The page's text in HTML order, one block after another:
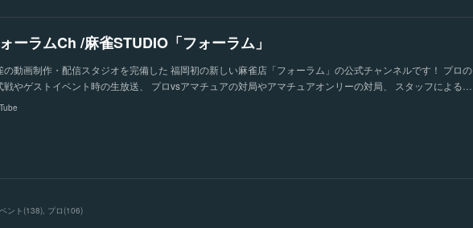
ーラムCh /麻雀STUDIO「フォーラム」
の動画制作・配信スタジオを完備した 福岡初の新しい麻雀店「フォーラム」の公式チャンネルです！ プロの
戦やゲストイベント時の生放送、 プロvsアマチュアの対局やアマチュアオンリーの対局、 スタッフによる…
ント (138) プロ (106)